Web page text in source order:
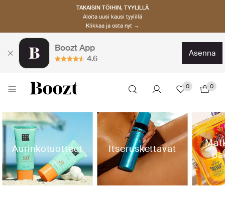
TAKAISIN TÖIHIN, TYYLILLÄ
Aloita uusi kausi tyylillä
Klikkaa ja osta nyt →
Boozt App
4.6
asenna
0 0
Aurinkotuotteet Itseruskettavat